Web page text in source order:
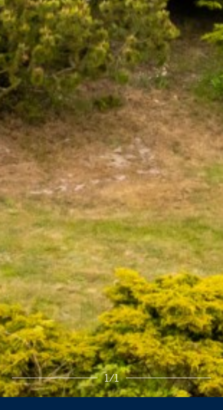
1/1
Jag är intresserad Jag vill gå på visning
Jag
skulle
också
vilja få
min